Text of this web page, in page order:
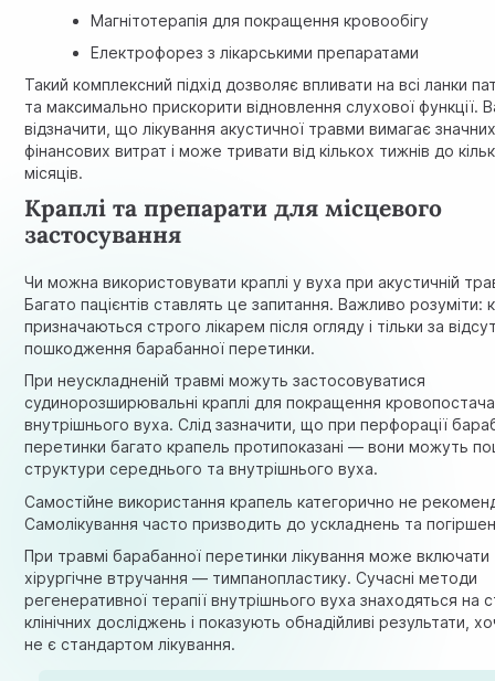
Магнітотерапія для покращення кровообігу
Електрофорез з лікарськими препаратами
Такий комплексний підхід дозволяє впливати на всі ланки
та максимально прискорити відновлення слухової функції.
відзначити, що лікування акустичної травми вимагає
фінансових витрат і може тривати від кількох тижнів до
місяців.
Краплі та препарати для місцевого
застосування
Чи можна використовувати краплі у вуха при акустичній
Багато пацієнтів ставлять це запитання. Важливо розуміти:
призначаються строго лікарем після огляду і тільки за
пошкодження барабанної перетинки.
При неускладненій травмі можуть застосовуватися
судинорозширювальні краплі для покращення
внутрішнього вуха. Слід зазначити, що при перфорації
перетинки багато крапель протипоказані — вони можуть
структури середнього та внутрішнього вуха.
Самостійне використання крапель категорично не
Самолікування часто призводить до ускладнень та
При травмі барабанної перетинки лікування може включати
хірургічне втручання — тимпанопластику. Сучасні методи
регенеративної терапії внутрішнього вуха знаходяться на
клінічних досліджень і показують обнадійливі результати,
не є стандартом лікування.